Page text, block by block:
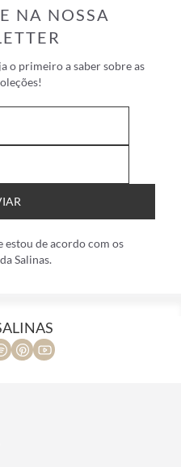
NA NOSSA
o primeiro a saber sobre as
estou de acordo com os
da Salinas.